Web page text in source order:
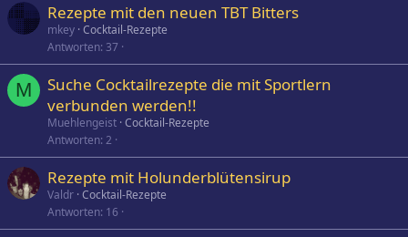
Rezepte mit den neuen TBT Bitters
mkey Cocktail-Rezepte
Antworten 37
M
Suche Cocktailrezepte die mit Sportlern
verbunden werden!!
Muehlengeist Cocktail-Rezepte
Antworten 2
Rezepte mit Holunderblütensirup
Valdr Cocktail-Rezepte
Antworten 16